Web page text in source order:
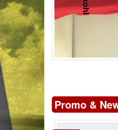
Promo &